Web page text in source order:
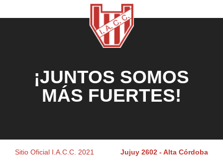
¡JUNTOS SOMOS
MÁS FUERTES!
Sitio Oficial I.A.C.C. 2021 Jujuy 2602 - Alta Córdoba